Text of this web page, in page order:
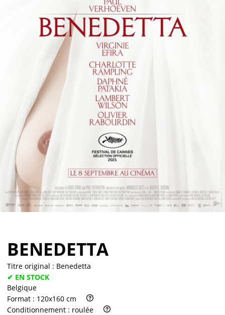
Vendre
BENEDETTA
Titre original : Benedetta
✔ EN STOCK
Belgique
Format : 120x160 cm
Conditionnement : roulée